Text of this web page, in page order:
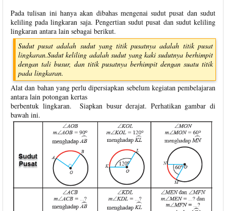
Pada tulisan ini hanya akan dibahas mengenai sudut pusat dan sudut
keliling pada lingkaran saja. Pengertian sudut pusat dan sudut keliling
lingkaran antara lain sebagai berikut.
Sudut pusat adalah sudut yang titik pusatnya adalah titik pusat
lingkaran.Sudut keliling adalah sudut yang kaki sudutnya berhimpit
dengan tali busur, dan titik pusatnya berhimpit dengan suatu titik
pada lingkaran.
Alat dan bahan yang perlu dipersiapkan sebelum kegiatan pembelajaran
antara lain potongan kertas
berbentuk lingkaran. Siapkan busur derajat. Perhatikan gambar di
bawah ini.